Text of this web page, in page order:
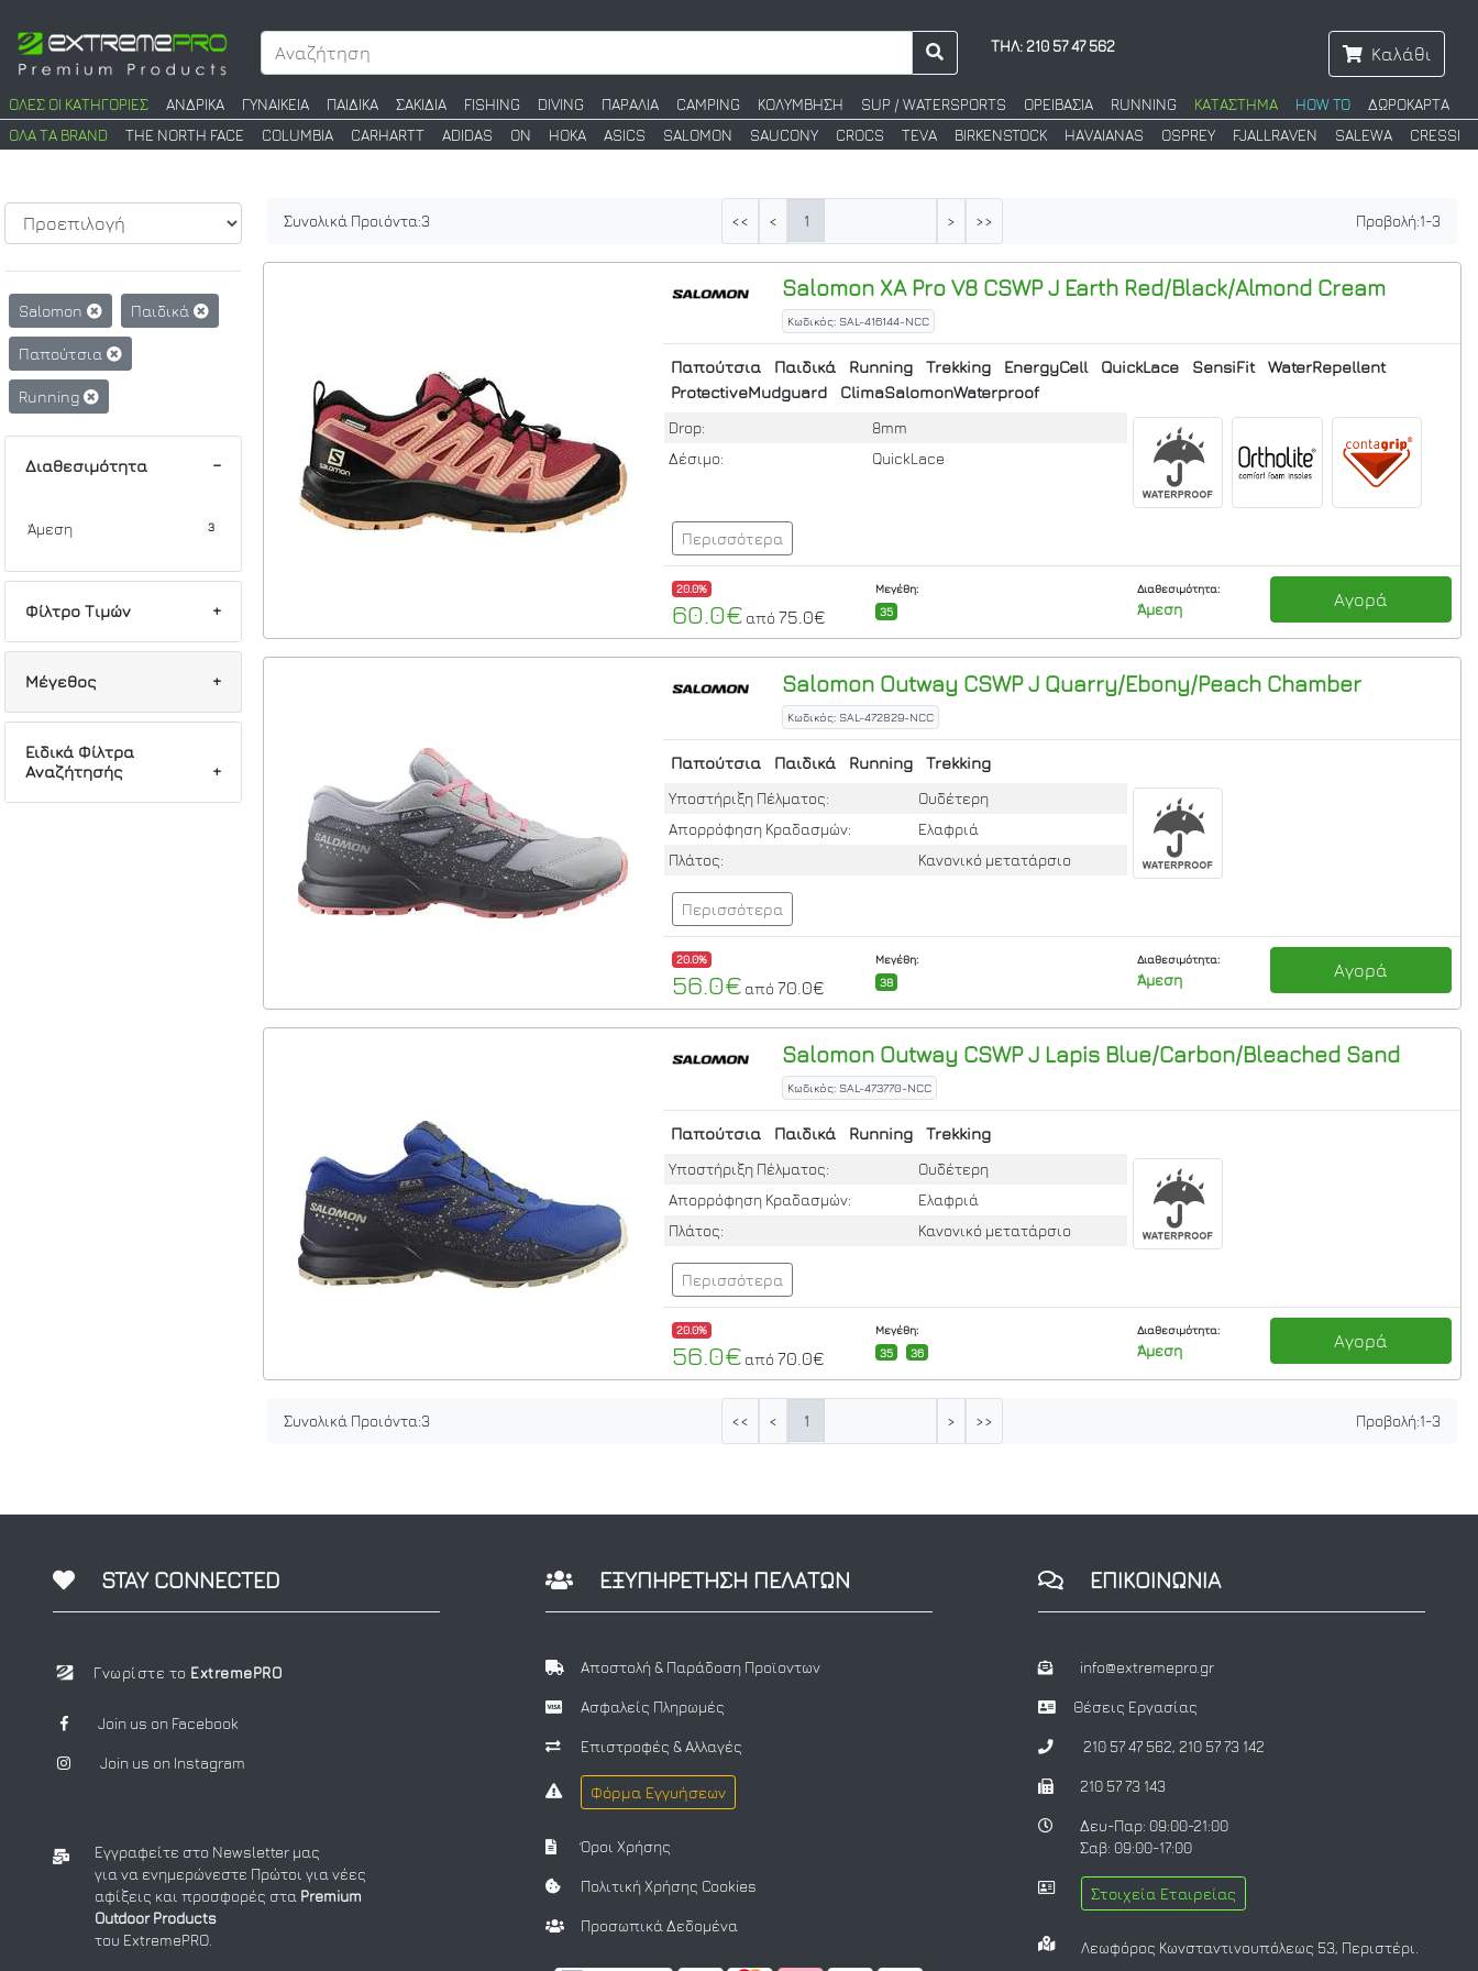
ΤΗΛ: 210 57 47 562 Καλάθι
ΟΛΕΣ ΟΙ ΚΑΤΗΓΟΡΙΕΣ ΑΝΔΡΙΚΑ ΓΥΝΑΙΚΕΙΑ ΠΑΙΔΙΚΑ ΣΑΚΙΔΙΑ FISHING DIVING ΠΑΡΑΛΙΑ CAMPING ΚΟΛΥΜΒΗΣΗ SUP / WATERSPORTS ΟΡΕΙΒΑΣΙΑ RUNNING ΚΑΤΑΣΤΗΜΑ HOW TO
ΔΩΡΟΚΑΡΤΑ
ΟΛΑ ΤΑ BRAND
THE NORTH FACE COLUMBIA CARHARTT ADIDAS ON HOKA ASICS SALOMON SAUCONY CROCS TEVA BIRKENSTOCK HAVAIANAS OSPREY FJALLRAVEN SALEWA CRESSI
Salomon Παιδικά
Παπούτσια
Running
Διαθεσιμότητα
Άμεση 3
Φίλτρο Τιμών
Min Max
Μέγεθος
35
36 1
38 1
Ειδικά Φίλτρα
Αναζήτησής
Συνολικά Προιόντα:3 << < 1 > >> Προβολή:1-3
SalomonXA Pro V8 CSWP J Earth Red/Black/Almond Cream
Κωδικός: SAL-416144-NCC
Παπούτσια Παιδικά Running Trekking EnergyCell QuickLace SensiFit
WaterRepellent
ProtectiveMudguard
ClimaSalomonWaterproof
Drop:
8mm
Δέσιμο:
QuickLace
Περισσότερα
20.0%
60.0€ από 75.0€
Μεγέθη:
35
Διαθεσιμότητα:
Άμεση Αγορά
SalomonOutway CSWP J Quarry/Ebony/Peach Chamber
Κωδικός: SAL-472829-NCC
Παπούτσια Παιδικά Running Trekking
Υποστήριξη Πέλματος:
Ουδέτερη
Απορρόφηση Κραδασμών:
Ελαφριά
Πλάτος:
Κανονικό μετατάρσιο
Περισσότερα
20.0%
56.0€ από 70.0€
Μεγέθη:
38
Διαθεσιμότητα:
Άμεση Αγορά
SalomonOutway CSWP J Lapis Blue/Carbon/Bleached Sand
Κωδικός: SAL-473770-NCC
Παπούτσια Παιδικά Running Trekking
Υποστήριξη Πέλματος:
Ουδέτερη
Απορρόφηση Κραδασμών:
Ελαφριά
Πλάτος:
Κανονικό μετατάρσιο
Περισσότερα
20.0%
56.0€ από 70.0€
Μεγέθη:
35
36
Διαθεσιμότητα:
Άμεση Αγορά
Συνολικά Προιόντα:3 << < 1 > >> Προβολή:1-3
STAY CONNECTED
Γνωρίστε το ExtremePRO
Join us on Facebook
Join us on Instagram
Εγγραφείτε στο Newsletter μας
για να ενημερώνεστε Πρώτοι για νέες
αφίξεις και προσφορές στα Premium
Outdoor Products
του ExtremePRO.
ΕΞΥΠΗΡΕΤΗΣΗ ΠΕΛΑΤΩΝ
Αποστολή & Παράδοση Προϊοντων
Ασφαλείς Πληρωμές
Επιστροφές & Αλλαγές
Φόρμα Εγγυήσεων
Όροι Χρήσης
Πολιτική Χρήσης Cookies
Προσωπικά Δεδομένα
ΕΠΙΚΟΙΝΩΝΙΑ
info@extremepro.gr
Θέσεις Εργασίας
210 57 47 562, 210 57 73 142
210 57 73 143
Δευ-Παρ: 09:00-21:00
Σαβ: 09:00-17:00
Στοιχεία Εταιρείας
Λεωφόρος Κωνσταντινουπόλεως 53, Περιστέρι.